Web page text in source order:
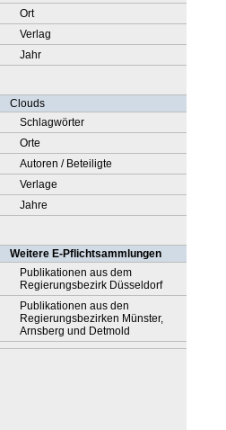
Ort
Verlag
Jahr
Clouds
Schlagwörter
Orte
Autoren / Beteiligte
Verlage
Jahre
Weitere E-Pflichtsammlungen
Publikationen aus dem
Regierungsbezirk Düsseldorf
Publikationen aus den
Regierungsbezirken Münster,
Arnsberg und Detmold